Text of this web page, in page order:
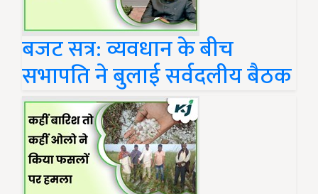
बजट सत्र: व्यवधान के बीच
सभापति ने बुलाई सर्वदलीय बैठक